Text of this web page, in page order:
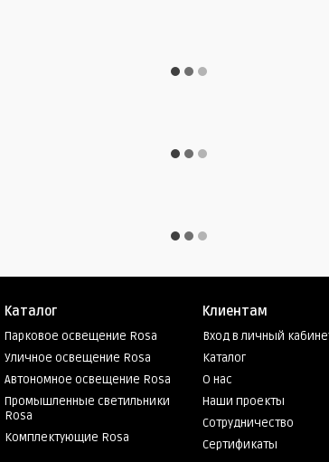
Каталог
Парковое освещение Rosa
Уличное освещение Rosa
Автономное освещение Rosa
Промышленные светильники
Rosa
Комплектующие Rosa
Клиентам
Вход в личный
Каталог
О нас
Наши проекты
Сотрудничество
Сертификаты